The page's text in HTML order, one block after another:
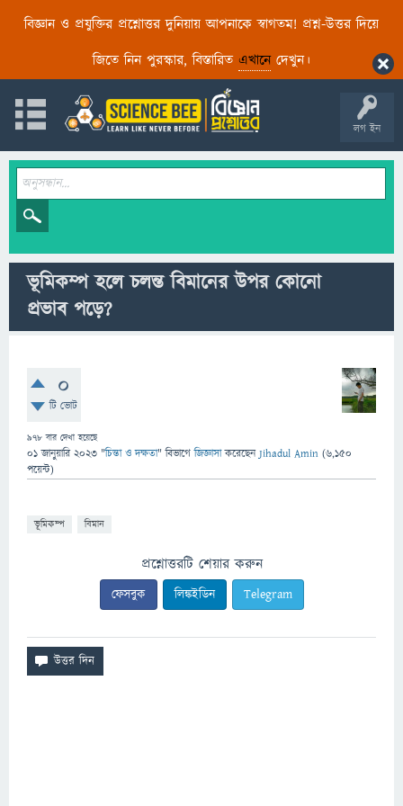
বিজ্ঞান ও প্রযুক্তির প্রশ্নোত্তর দুনিয়ায় আপনাকে স্বাগতম! প্রশ্ন-উত্তর দিয়ে
জিতে নিন পুরস্কার, বিস্তারিত এখানেদেখুন।
লগ ইন
ভূমিকম্প হলে চলন্ত বিমানের উপর কোনো
প্রভাব পড়ে?
0
টি ভোট
978 বার দেখা হয়েছে
01 জানুয়ারি 2023 "চিন্তা ও দক্ষতা" বিভাগে জিজ্ঞাসাকরেছেনJihadul Amin (6,150
পয়েন্ট)
ভূমিকম্প বিমান
প্রশ্নোত্তরটি শেয়ার করুন
ফেসবুক লিঙ্কইডিন Telegram